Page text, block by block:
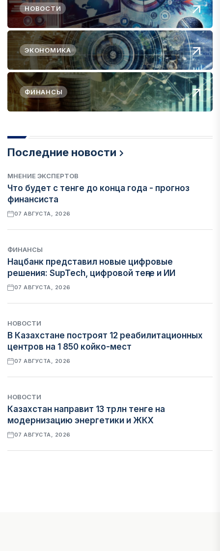
НОВОСТИ
ЭКОНОМИКА
ФИНАНСЫ
Последние новости
МНЕНИЕ ЭКСПЕРТОВ
Что будет с тенге до конца года - прогноз
финансиста
07 АВГУСТА, 2026
ФИНАНСЫ
Нацбанк представил новые цифровые
решения: SupTech, цифровой теңге и ИИ
07 АВГУСТА, 2026
НОВОСТИ
В Казахстане построят 12 реабилитационных
центров на 1 850 койко-мест
07 АВГУСТА, 2026
НОВОСТИ
Казахстан направит 13 трлн тенге на
модернизацию энергетики и ЖКХ
07 АВГУСТА, 2026